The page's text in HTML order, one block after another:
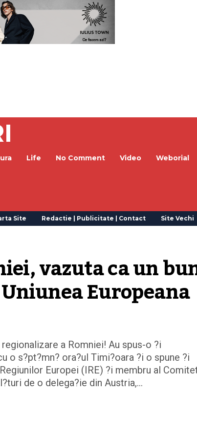
Life No Comment Video
Weborial
Site Redactie | Publicitate | Contact Site Vechi
vazuta ca un
Europeana
a Romniei! Au spus-o ?i
o s?pt?mn? ora?ul Timi?oara ?i o spune ?i
Europei (IRE) ?i membru al
de o delega?ie din Austria,…